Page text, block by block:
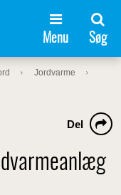
Menu Søg
Jordvarme
Del